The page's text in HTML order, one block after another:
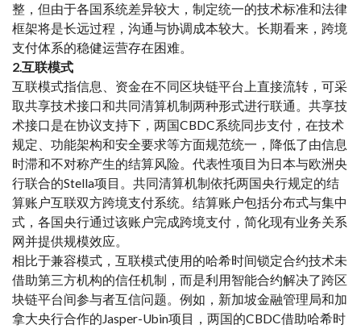
整，但由于各国系统差异较大，制定统一的技术标准和法律
框架将是长远过程，沟通与协调成本较大。长期看来，跨境
支付体系的稳健运营存在困难。
2.互联模式
互联模式指信息、资金在不同区块链平台上直接流转，可采
取共享技术接口和共同清算机制两种形式进行联通。共享技
术接口是在协议支持下，两国CBDC系统同步支付，在技术
规定、功能架构和安全要求等方面规范统一，降低了由信息
时滞和不对称产生的结算风险。代表性项目为日本与欧洲央
行联合的Stella项目。共同清算机制依托两国央行规定的结
算账户互联双方跨境支付系统。结算账户包括分布式与集中
式，各国央行通过该账户完成跨境支付，简化现有业务关系
网并提供规模效应。
相比于兼容模式，互联模式使用的哈希时间锁定合约技术未
借助第三方机构的信任机制，而是利用智能合约解决了跨区
块链平台间参与者互信问题。例如，新加坡金融管理局和加
拿大央行合作的Jasper-Ubin项目，两国的CBDC借助哈希时